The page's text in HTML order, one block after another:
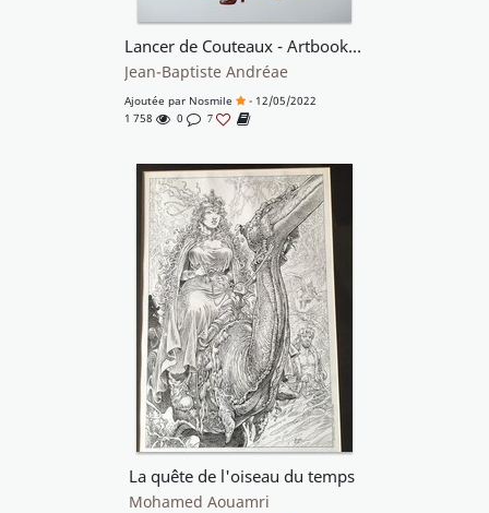
Lancer de Couteaux - Artbook Circus Girls 2021
Jean-Baptiste Andréae
Ajoutée par Nosmile
- 12/05/2022
1 758
0 7
La quête de l'oiseau du temps
Mohamed Aouamri